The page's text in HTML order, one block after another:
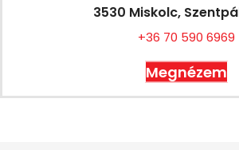
3530 Miskolc,
+36 70 590 6969
Megnézem